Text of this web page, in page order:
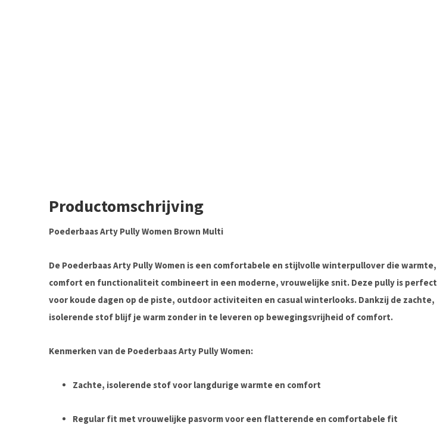
Productomschrijving
Poederbaas Arty Pully Women Brown Multi
De Poederbaas Arty Pully Women is een comfortabele en stijlvolle winterpullover diewarmte,
comfort en functionaliteit combineert in een moderne, vrouwelijke snit. Deze pully is perfect
voor koude dagen op de piste, outdoor activiteiten en casual winterlooks. Dankzij de zachte,
isolerende stof blijf je warm zonder in te leveren op bewegingsvrijheid of comfort.
Kenmerken van de Poederbaas Arty Pully Women:
Zachte, isolerende stofvoor langdurige warmte en comfort
Regular fit met vrouwelijke pasvormvoor een flatterende en comfortabele fit